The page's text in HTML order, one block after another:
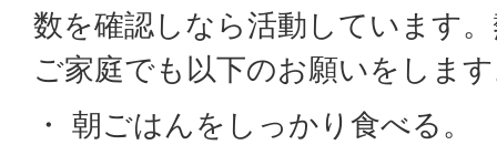
数を確認しなら活動しています
ご家庭でも以下のお願いをしま
・ 朝ごはんをしっかり食べる。